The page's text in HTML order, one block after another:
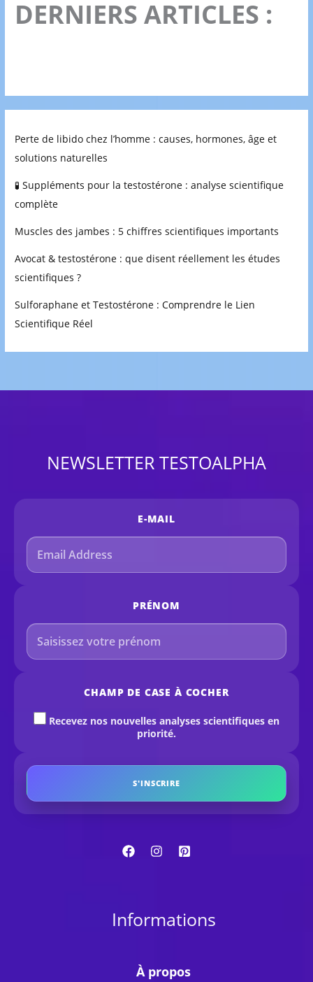
DERNIERS ARTICLES :
Perte de libido chez l’homme : causes, hormones, âge et
solutions naturelles
🧪 Suppléments pour la testostérone : analyse scientifique
complète
Muscles des jambes : 5 chiffres scientifiques importants
Avocat & testostérone : que disent réellement les études
scientifiques ?
Sulforaphane et Testostérone : Comprendre le Lien
Scientifique Réel
NEWSLETTER TESTOALPHA
E-MAIL
PRÉNOM
CHAMP DE CASE À COCHER
Recevez nos nouvelles analyses scientifiques en
priorité.
S'INSCRIRE
Informations
À propos